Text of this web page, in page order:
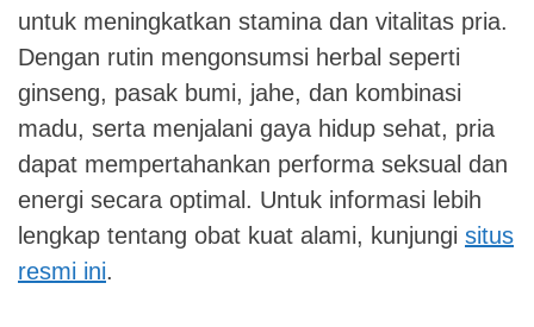
untuk meningkatkan stamina dan vitalitas pria.
Dengan rutin mengonsumsi herbal seperti
ginseng, pasak bumi, jahe, dan kombinasi
madu, serta menjalani gaya hidup sehat, pria
dapat mempertahankan performa seksual dan
energi secara optimal. Untuk informasi lebih
lengkap tentang obat kuat alami, kunjungi situs
resmi ini.